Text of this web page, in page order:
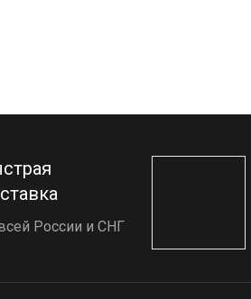
России и СНГ